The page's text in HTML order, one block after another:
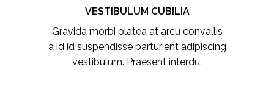
VESTIBULUM CUBILIA
Gravida morbi platea at arcu convallis
a id id suspendisse parturient adipiscing
vestibulum. Praesent interdu.